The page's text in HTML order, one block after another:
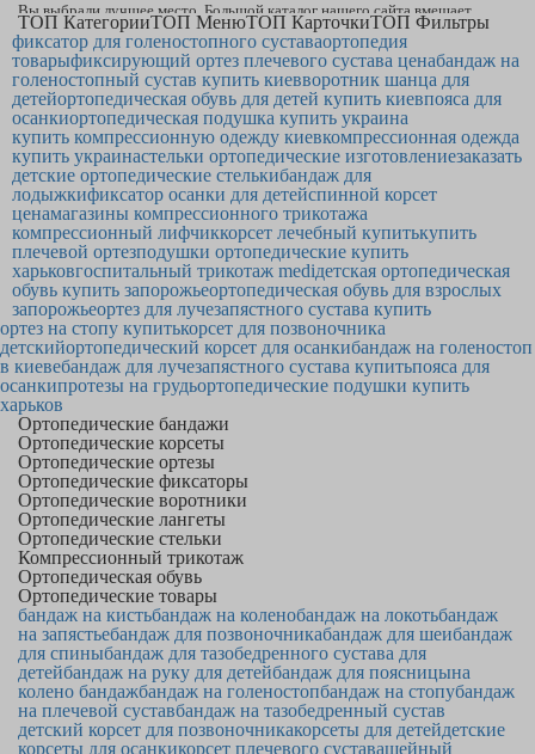
Вы выбрали лучшее место. Большой каталог нашего сайта вмещает
товары, каккорсет корректор осанки — купитьполучится, заполнив
заявку на покупку. На нашем сайте самая выгоднаястоимость процедуры
тейпированияв Бердянске и по Украине. Надёжныйортопедический
корсет для поясничного отдела позвоночникаточно станет продуктом,
которым Вы будете довольны.
ТОП КатегорииТОП МенюТОП КарточкиТОП Фильтры
фиксатор для голеностопного суставаортопедия
товарыфиксирующий ортез плечевого сустава ценабандаж на
голеностопный сустав купить киевворотник шанца для
детейортопедическая обувь для детей купить киевпояса для
осанкиортопедическая подушка купить украина
купить компрессионную одежду киевкомпрессионная одежда
купить украинастельки ортопедические изготовлениезаказать
детские ортопедические стелькибандаж для
лодыжкификсатор осанки для детейспинной корсет
ценамагазины компрессионного трикотажа
компрессионный лифчиккорсет лечебный купитькупить
плечевой ортезподушки ортопедические купить
харьковгоспитальный трикотаж mediдетская ортопедическая
обувь купить запорожьеортопедическая обувь для взрослых
запорожьеортез для лучезапястного сустава купить
ортез на стопу купитькорсет для позвоночника
детскийортопедический корсет для осанкибандаж на голеностоп
в киевебандаж для лучезапястного сустава купитьпояса для
осанкипротезы на грудьортопедические подушки купить
харьков
Ортопедические бандажи
Ортопедические корсеты
Ортопедические ортезы
Ортопедические фиксаторы
Ортопедические воротники
Ортопедические лангеты
Ортопедические стельки
Компрессионный трикотаж
Ортопедическая обувь
Ортопедические товары
бандаж на кистьбандаж на коленобандаж на локотьбандаж
на запястьебандаж для позвоночникабандаж для шеибандаж
для спиныбандаж для тазобедренного сустава для
детейбандаж на руку для детейбандаж для поясницына
колено бандажбандаж на голеностопбандаж на стопубандаж
на плечевой суставбандаж на тазобедренный сустав
детский корсет для позвоночникакорсеты для детейдетские
корсеты для осанкикорсет плечевого суставашейный